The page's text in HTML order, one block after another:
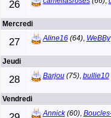
26
Mercredi
27 Aline16(64), WeBBy
Jeudi
28 Barjou(75), bullie10
Vendredi
Annick(60),